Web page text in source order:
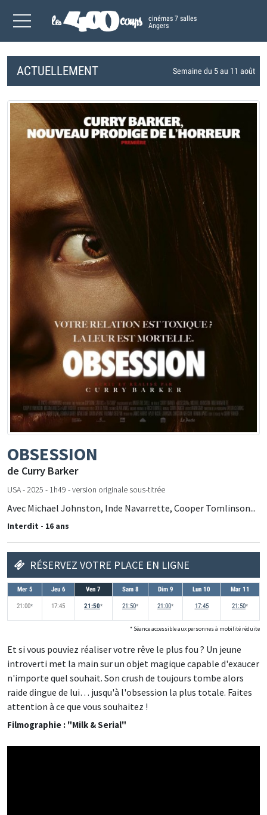
cinémas 7 salles
Angers
ACTUELLEMENT Semaine du 5 au 11 août
OBSESSION
de Curry Barker
USA - 2025 - 1h49 - version originale sous-titrée
Avec Michael Johnston, Inde Navarrette, Cooper Tomlinson...
Interdit - 16 ans
RÉSERVEZ VOTRE PLACE EN LIGNE
Mer 5 Jeu 6 Ven 7 Sam 8 Dim 9 Lun 10 Mar 11
21:00*accessible aux personnes à mobilité réduites
17:45 21:50*accessible aux personnes à mobilité réduites
21:50*accessible aux personnes à mobilité réduites
21:00*accessible aux personnes à mobilité
17:45 21:50*
* Séance accessible aux personnes à mobilité réduite
Et si vous pouviez réaliser votre rêve le plus fou ? Un jeune
introverti met la main sur un objet magique capable d'exaucer
n'importe quel souhait. Son crush de toujours tombe alors
raide dingue de lui… jusqu'à l'obsession la plus totale. Faites
attention à ce que vous souhaitez !
Filmographie : "Milk & Serial"